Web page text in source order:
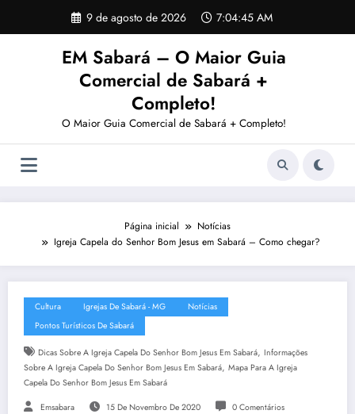
o
9 de agosto de 2026 7:04:46 AM
EM Sabará – O Maior Guia
Comercial de Sabará +
Completo!
O Maior Guia Comercial de Sabará + Completo!
Página inicial
Notícias
Igreja Capela do Senhor Bom Jesus em Sabará – Como chegar?
Cultura Igrejas De Sabará - MG
Notícias
Pontos Turísticos De Sabará
Dicas Sobre A Igreja Capela Do Senhor Bom Jesus Em Sabará, Informações
Sobre A Igreja Capela Do Senhor Bom Jesus Em Sabará, Mapa Para A Igreja
Capela Do Senhor Bom Jesus Em Sabará
Emsabara 15 De Novembro De 2020 0 Comentários